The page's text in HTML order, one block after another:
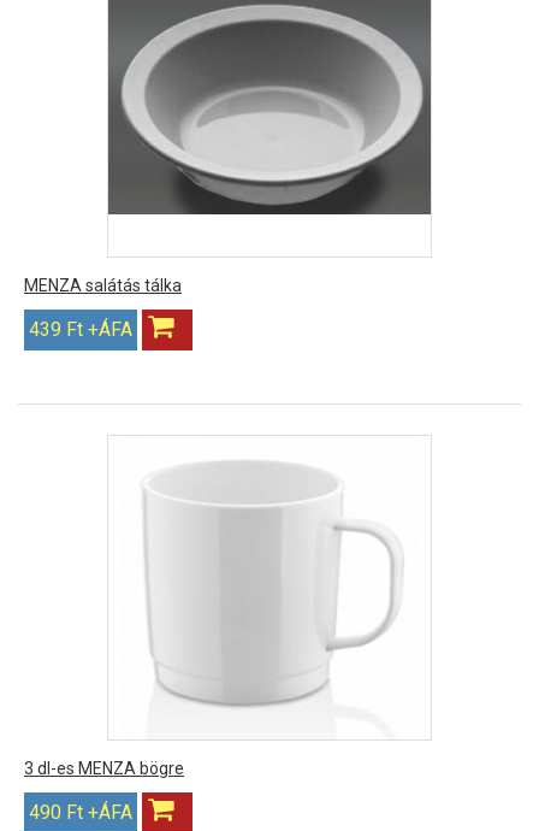
MENZA salátás tálka
439 Ft +ÁFA
3 dl-es MENZA bögre
490 Ft +ÁFA